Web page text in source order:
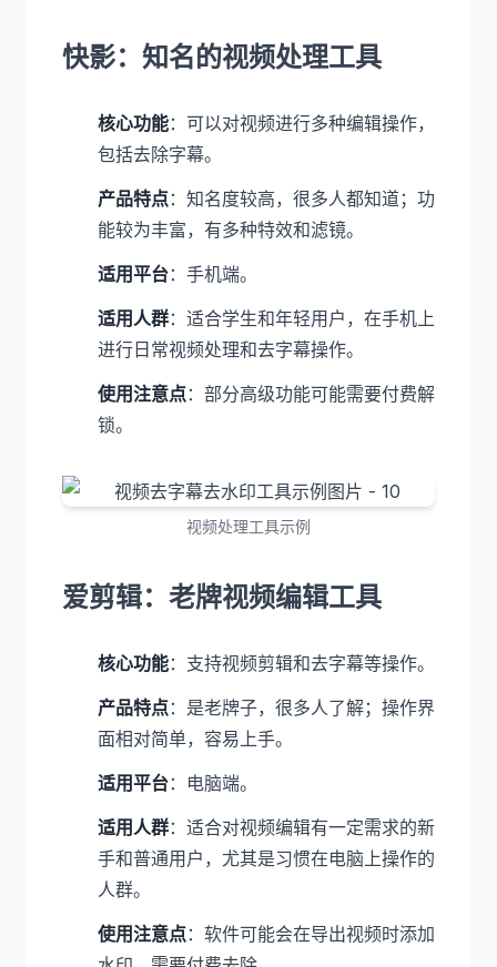
快影：知名的视频处理工具
核心功能：可以对视频进行多种编辑操作，
包括去除字幕。
产品特点：知名度较高，很多人都知道；功
能较为丰富，有多种特效和滤镜。
适用平台：手机端。
适用人群：适合学生和年轻用户，在手机上
进行日常视频处理和去字幕操作。
使用注意点：部分高级功能可能需要付费解
锁。
视频处理工具示例
爱剪辑：老牌视频编辑工具
核心功能：支持视频剪辑和去字幕等操作。
产品特点：是老牌子，很多人了解；操作界
面相对简单，容易上手。
适用平台：电脑端。
适用人群：适合对视频编辑有一定需求的新
手和普通用户，尤其是习惯在电脑上操作的
人群。
使用注意点：软件可能会在导出视频时添加